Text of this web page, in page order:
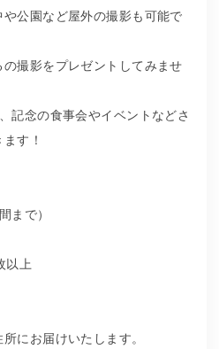
公園など屋外の撮影も可能で
撮影をプレゼントしてみませ
記念の食事会やイベントなどさ
す！
まで）
以上
にお届けいたします。